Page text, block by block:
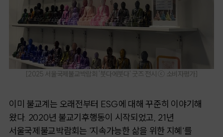
[2025 서울국제불교박람회 '붓다에붓다' 굿즈 전시 ⓒ 소비자평가]
이미 불교계는 오래전부터 ESG에 대해 꾸준히 이야기해
왔다. 2020년 불교기후행동이 시작되었고, 21년
서울국제불교박람회는 '지속가능한 삶을 위한 지혜'를